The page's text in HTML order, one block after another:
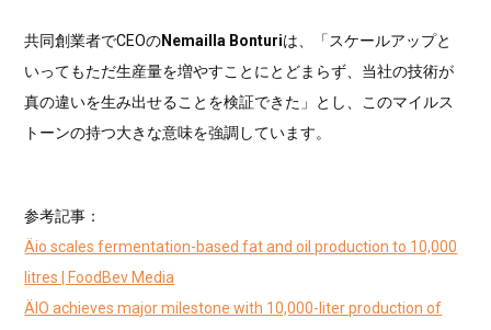
共同創業者でCEOのNemailla Bonturiは、「スケールアップと
いってもただ生産量を増やすことにとどまらず、当社の技術が
真の違いを生み出せることを検証できた」とし、このマイルス
トーンの持つ大きな意味を強調しています。
参考記事：
Äio scales fermentation-based fat and oil production to 10,000
litres | FoodBev Media
ÄIO achieves major milestone with 10,000-liter production of